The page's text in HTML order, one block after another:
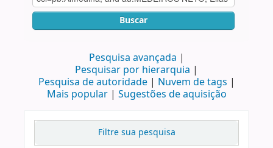
Buscar
Pesquisa avançada
Pesquisar por hierarquia
Pesquisa de autoridade
Nuvem de tags
Mais popular
Sugestões de aquisição
Filtre sua pesquisa